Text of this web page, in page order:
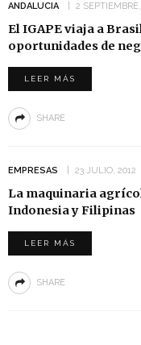
ANDALUCIA 2
El IGAPE viaja a
oportunidades de
LEER MÁS
SHARE
EMPRESAS 23 JULIO, 2012
La maquinaria
Indonesia y Filipinas
LEER MÁS
SHARE